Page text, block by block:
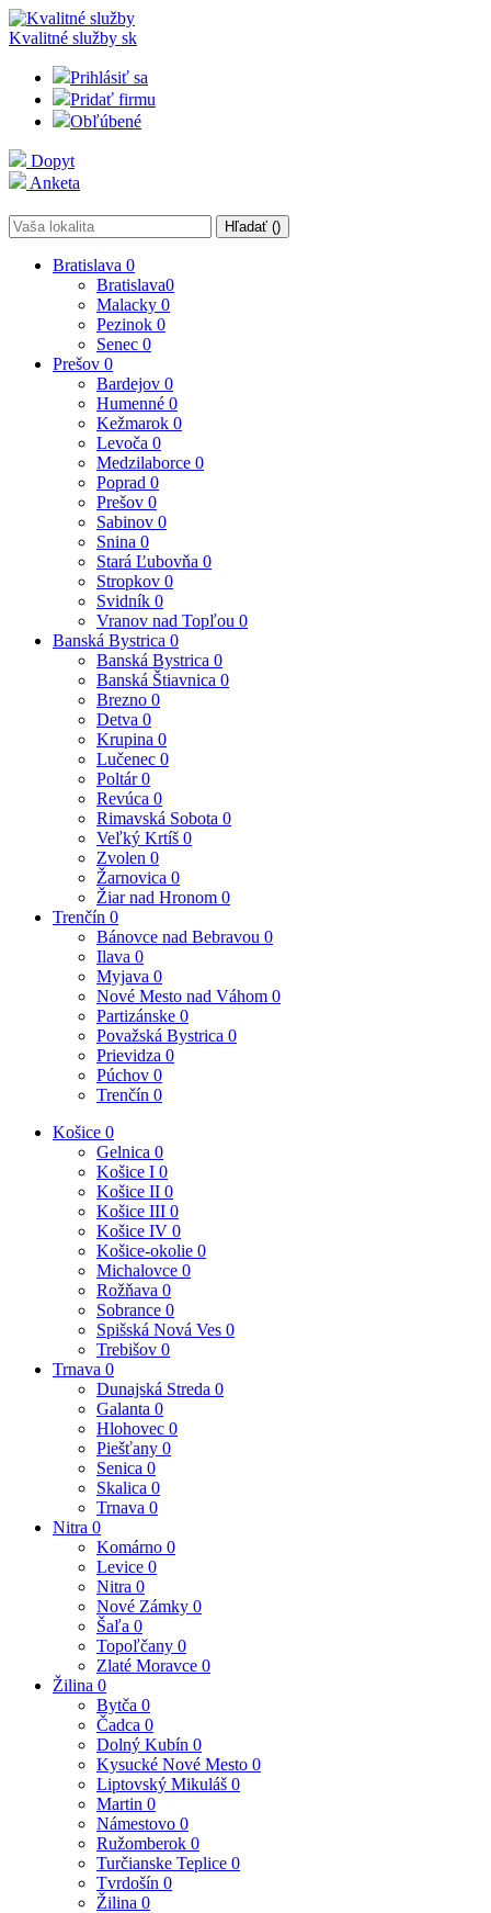
Kvalitné služby sk
Prihlásiť sa
Pridať firmu
Obľúbené
Dopyt
Anketa
Hľadať ()
Bratislava 0
Bratislava0
Malacky 0
Pezinok 0
Senec 0
Prešov 0
Bardejov 0
Humenné 0
Kežmarok 0
Levoča 0
Medzilaborce 0
Poprad 0
Prešov 0
Sabinov 0
Snina 0
Stará Ľubovňa 0
Stropkov 0
Svidník 0
Vranov nad Topľou 0
Banská Bystrica 0
Banská Bystrica 0
Banská Štiavnica 0
Brezno 0
Detva 0
Krupina 0
Lučenec 0
Poltár0
Revúca 0
Rimavská Sobota 0
Veľký Krtíš 0
Zvolen 0
Žarnovica 0
Žiar nad Hronom 0
Trenčín 0
Bánovce nad Bebravou 0
Ilava 0
Myjava 0
Nové Mesto nad Váhom 0
Partizánske 0
Považská Bystrica 0
Prievidza 0
Púchov 0
Trenčín 0
Košice 0
Gelnica 0
Košice I 0
Košice II 0
Košice III 0
Košice IV 0
Košice-okolie 0
Michalovce 0
Rožňava 0
Sobrance 0
Spišská Nová Ves 0
Trebišov 0
Trnava 0
Dunajská Streda 0
Galanta 0
Hlohovec 0
Piešťany 0
Senica 0
Skalica 0
Trnava 0
Nitra 0
Komárno 0
Levice 0
Nitra 0
Nové Zámky 0
Šaľa 0
Topoľčany 0
Zlaté Moravce 0
Žilina 0
Bytča 0
Čadca 0
Dolný Kubín 0
Kysucké Nové Mesto 0
Liptovský Mikuláš 0
Martin 0
Námestovo 0
Ružomberok 0
Turčianske Teplice 0
Tvrdošín 0
Žilina 0